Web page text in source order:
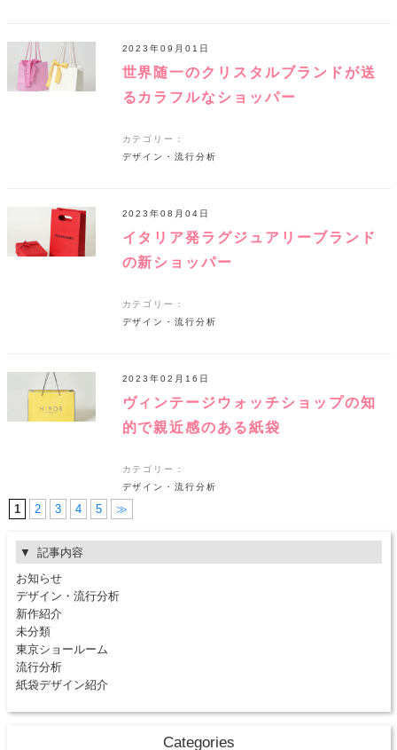
世界随一のクリスタルブランドが送
るカラフルなショッパー
2023年09月01日
カテゴリー：
デザイン・流行分析
イタリア発ラグジュアリーブランド
の新ショッパー
2023年08月04日
カテゴリー：
デザイン・流行分析
ヴィンテージウォッチショップの知
的で親近感のある紙袋
2023年02月16日
カテゴリー：
デザイン・流行分析
1 2 3 4 5 ≫
記事内容
お知らせ
デザイン・流行分析
新作紹介
未分類
東京ショールーム
流行分析
紙袋デザイン紹介
Categories